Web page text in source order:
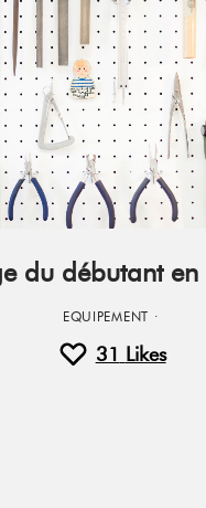
du débutant
EQUIPEMENT ·
31 Likes